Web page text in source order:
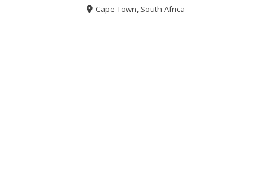
Cape Town, South Africa